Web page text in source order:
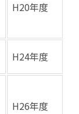
H20年度
H24年度
H26年度